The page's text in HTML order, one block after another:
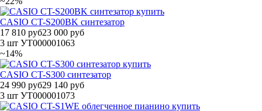
CASIO CT-S200BK синтезатор
17 810 руб23 000 руб
3 шт УТ000001063
~14%
CASIO CT-S300 синтезатор
24 990 руб29 140 руб
3 шт УТ000001073